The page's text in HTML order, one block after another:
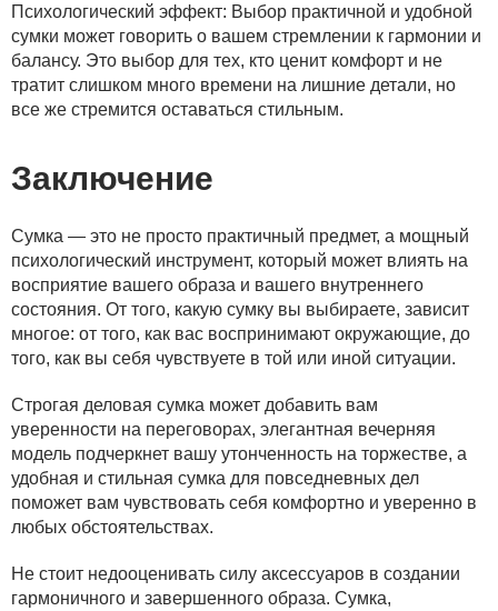
Психологический эффект: Выбор практичной и удобной
сумки может говорить о вашем стремлении к гармонии и
балансу. Это выбор для тех, кто ценит комфорт и не
тратит слишком много времени на лишние детали, но
все же стремится оставаться стильным.
Заключение
Сумка — это не просто практичный предмет, а мощный
психологический инструмент, который может влиять на
восприятие вашего образа и вашего внутреннего
состояния. От того, какую сумку вы выбираете, зависит
многое: от того, как вас воспринимают окружающие, до
того, как вы себя чувствуете в той или иной ситуации.
Строгая деловая сумка может добавить вам
уверенности на переговорах, элегантная вечерняя
модель подчеркнет вашу утонченность на торжестве, а
удобная и стильная сумка для повседневных дел
поможет вам чувствовать себя комфортно и уверенно в
любых обстоятельствах.
Не стоит недооценивать силу аксессуаров в создании
гармоничного и завершенного образа. Сумка,